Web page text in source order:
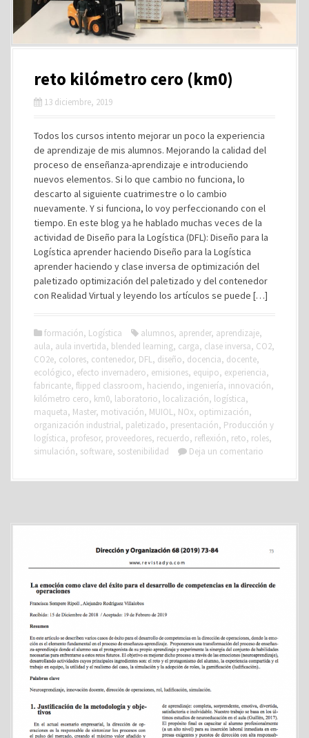
reto kilómetro cero (km0)
13 diciembre, 2019
Todos los cursos intento mejorar un poco la experiencia
de aprendizaje de mis alumnos. Mejorando la calidad del
proceso de enseñanza-aprendizaje e introduciendo
nuevos elementos. Si lo que cambio no funciona, lo
descarto al siguiente cuatrimestre o lo cambio
nuevamente. Y si funciona, lo voy perfeccionando con el
tiempo. En este blog ya he hablado muchas veces de la
actividad de Diseño para la Logística (DFL): Diseño para la
Logística aprender haciendo Diseño para la Logística
aprender haciendo y clase inversa de optimización del
paletizado optimización del paletizado y del contenedor
con Realidad Virtual y leyendo los artículos se puede […]
formación, Logística alumnos, aprender, aprendizaje,
aula, aula invertida, blended learning, carga, clase inversa, CO2,
CO2e, colores, contenedor, DFL, diseño, docencia, docente,
ecológico, efecto invernadero, emisiones, equipo, experiencia,
fabricante, flipped classroom, haciendo, ingeniería, innovación,
kilómetro cero, km0, laboratorio, localización, logística,
maqueta, Master, motivación, MUIOL, NOx, optimización,
organización industrial, paletizado, presentación, Producción y
logística, profesor, proveedores, recuerdo, reflexión, reto, roles,
simulación, software, sostenibilidad Deja un comentario